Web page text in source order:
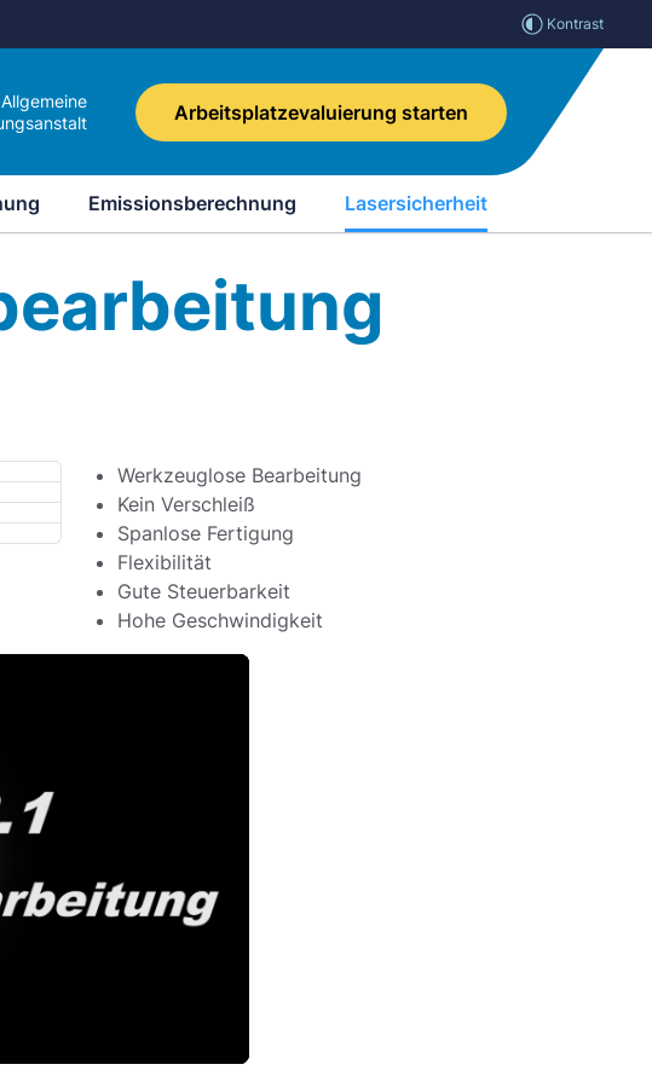
Kontrast
Allgemeine
Arbeitsplatzevaluierung starten
Emissionsberechnung Lasersicherheit
Werkzeuglose Bearbeitung
Kein Verschleiß
Spanlose Fertigung
Flexibilität
Gute Steuerbarkeit
Hohe Geschwindigkeit